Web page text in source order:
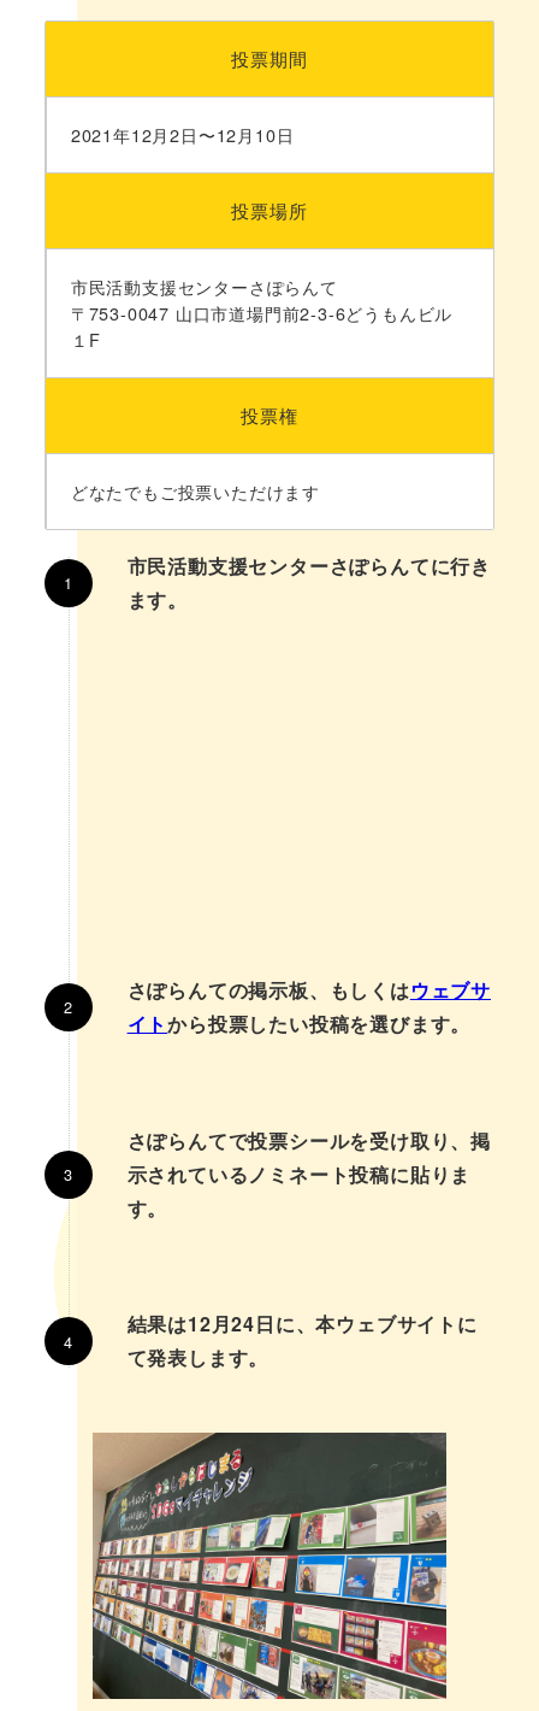
投票期間
2021年12月2日〜12月10日
投票場所
市民活動支援センターさぽらんて
〒753-0047 山口市道場門前2-3-6どうもんビル
１F
投票権
どなたでもご投票いただけます
市民活動支援センターさぽらんてに行き
ます。
さぽらんての掲示板、もしくはウェブサ
イトから投票したい投稿を選びます。
さぽらんてで投票シールを受け取り、掲
示されているノミネート投稿に貼りま
す。
結果は12月24日に、本ウェブサイトに
て発表します。